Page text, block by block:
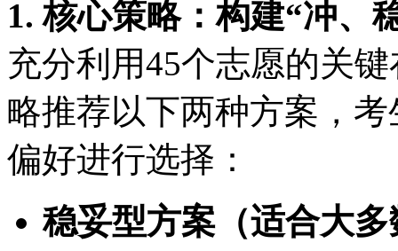
1. 核心策略：构建“冲、
充分利用45个志愿的关
略推荐以下两种方案，
偏好进行选择：
稳妥型方案（适合大